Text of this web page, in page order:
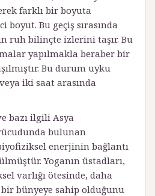
farklı bir boyuta
boyut. Bu geçiş sırasında
ruh bilinçte izlerini taşır. Bu
yapılmakla beraber bir
Bu durum uyku
iki saat arasında
bazı ilgili Asya
bulunan
enerjinin bağlantı
Yoganın üstadları,
varlığı ötesinde, daha
bünyeye sahip olduğunu